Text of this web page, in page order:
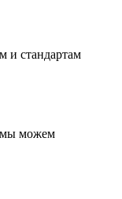
и стандартам
мы можем